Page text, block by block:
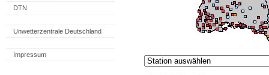
DTN
Unwetterzentrale Deutschland
Impressum